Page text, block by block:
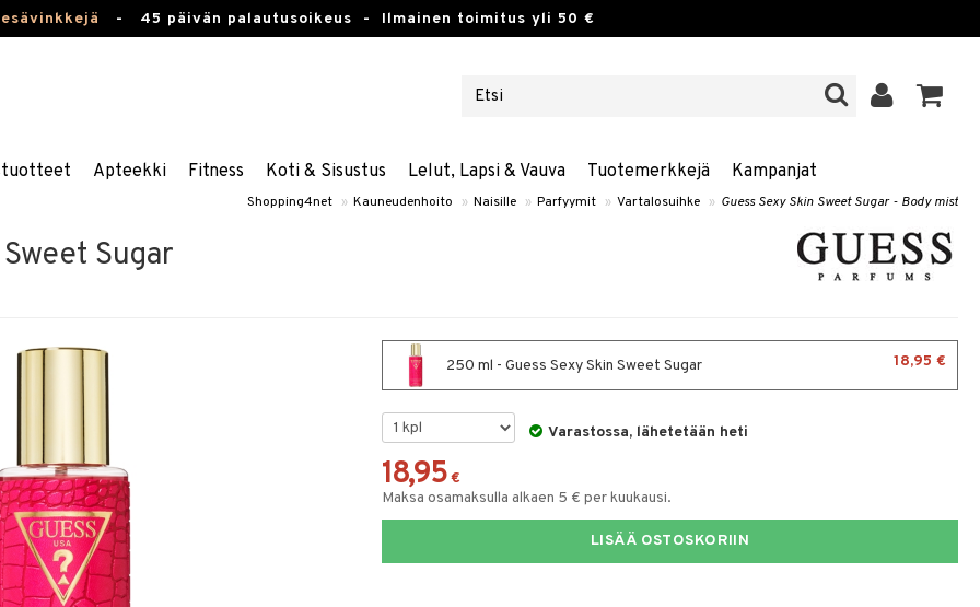
- 45 päivän palautusoikeus - Ilmainen toimitus yli 50 €
Apteekki Fitness Koti & Sisustus Lelut, Lapsi & Vauva Tuotemerkkejä Kampanjat
Shopping4net » Kauneudenhoito » Naisille » Parfyymit » Vartalosuihke » Guess Sexy Skin Sweet Sugar - Body mist
Sugar
250 ml - Guess Sexy Skin Sweet Sugar 18,95 €
Varastossa, lähetetään heti
18,95 €
Maksa osamaksulla alkaen 5 € per kuukausi.
LISÄÄ OSTOSKORIIN